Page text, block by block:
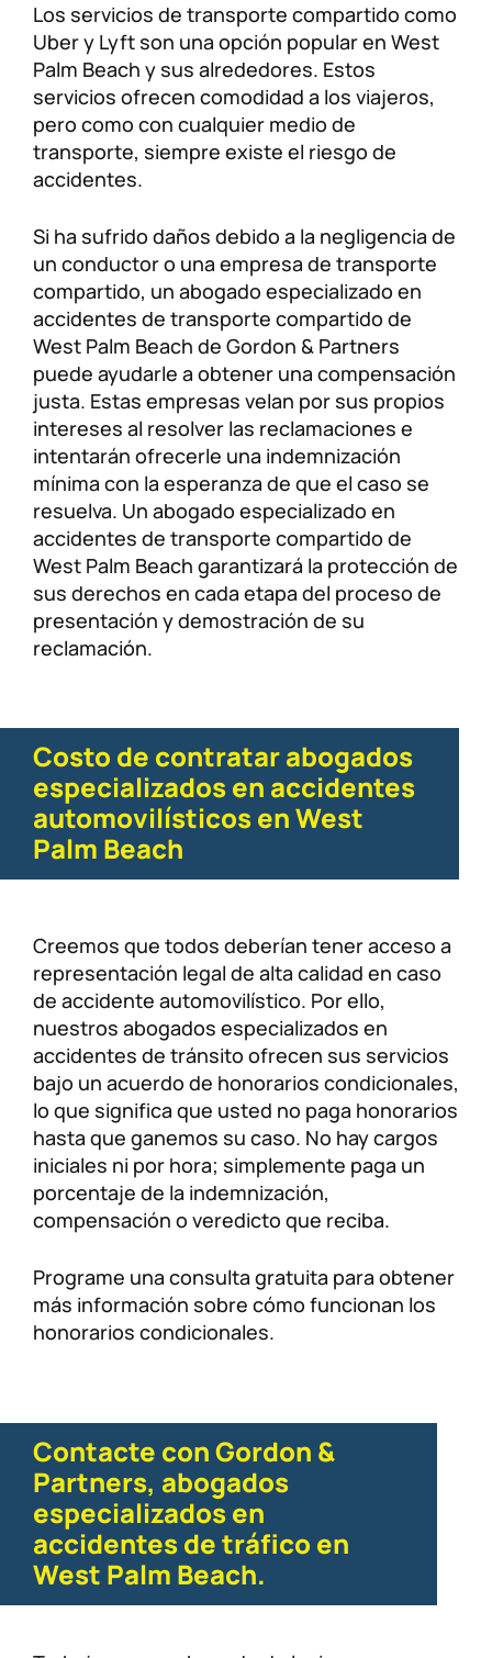
Los servicios de transporte compartido como
Uber y Lyft son una opción popular en West
Palm Beach y sus alrededores. Estos
servicios ofrecen comodidad a los viajeros,
pero como con cualquier medio de
transporte, siempre existe el riesgo de
accidentes.
Si ha sufrido daños debido a la negligencia de
un conductor o una empresa de transporte
compartido, un abogado especializado en
accidentes de transporte compartido de
West Palm Beach de Gordon & Partners
puede ayudarle a obtener una compensación
justa. Estas empresas velan por sus propios
intereses al resolver las reclamaciones e
intentarán ofrecerle una indemnización
mínima con la esperanza de que el caso se
resuelva. Un abogado especializado en
accidentes de transporte compartido de
West Palm Beach garantizará la protección de
sus derechos en cada etapa del proceso de
presentación y demostración de su
reclamación.
Costo de contratar abogados
especializados en accidentes
automovilísticos en West
Palm Beach
Creemos que todos deberían tener acceso a
representación legal de alta calidad en caso
de accidente automovilístico. Por ello,
nuestros abogados especializados en
accidentes de tránsito ofrecen sus servicios
bajo un acuerdo de honorarios condicionales,
lo que significa que usted no paga honorarios
hasta que ganemos su caso. No hay cargos
iniciales ni por hora; simplemente paga un
porcentaje de la indemnización,
compensación o veredicto que reciba.
Programe una consulta gratuita para obtener
más información sobre cómo funcionan los
honorarios condicionales.
Contacte con Gordon &
Partners, abogados
especializados en
accidentes de tráfico en
West Palm Beach.